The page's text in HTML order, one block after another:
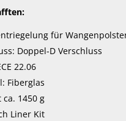
für
Doppel-D Verschluss
22.06
Fiberglas
ca. 1450 g
Liner Kit